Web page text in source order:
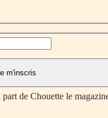
de Chouette le